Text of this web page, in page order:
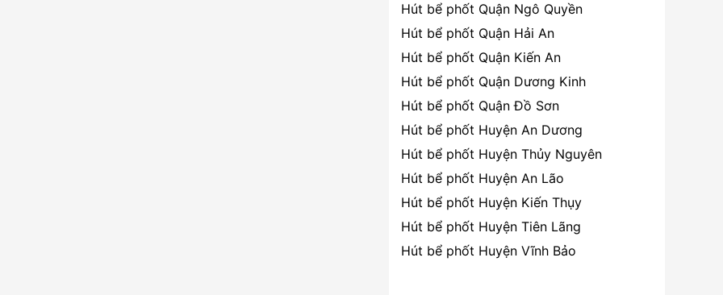
Hút bể phốt Quận Ngô Quyền
Hút bể phốt Quận Hải An
Hút bể phốt Quận Kiến An
Hút bể phốt Quận Dương Kinh
Hút bể phốt Quận Đồ Sơn
Hút bể phốt Huyện An Dương
Hút bể phốt Huyện Thủy Nguyên
Hút bể phốt Huyện An Lão
Hút bể phốt Huyện Kiến Thụy
Hút bể phốt Huyện Tiên Lãng
Hút bể phốt Huyện Vĩnh Bảo